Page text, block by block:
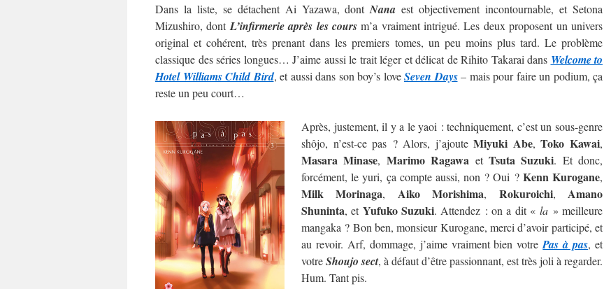
Dans la liste, se détachent Ai Yazawa, dontNana est objectivement incontournable, et Setona
Mizushiro, dont L’infirmerie après les coursm’a vraiment intrigué. Les deux proposent un univers
original et cohérent, très prenant dans les premiers tomes, un peu moins plus tard. Le problème
classique des séries longues… J’aime aussi le trait léger et délicat de Rihito Takarai dans Welcome to
Hotel Williams Child Bird, et aussi dans son boy’s loveSeven Days– mais pour faire un podium, ça
reste un peu court…
Après, justement, il y a le yaoi : techniquement, c’est un sous-genre
shôjo, n’est-ce pas ? Alors, j’ajouteMiyuki Abe,Toko Kawai,
Masara Minase, Marimo Ragawa et Tsuta Suzuki. Et donc,
forcément, le yuri, ça compte aussi, non ? Oui ? Kenn Kurogane,
Milk Morinaga, Aiko Morishima, Rokuroichi, Amano
Shuninta, et Yufuko Suzuki. Attendez : on a dit «la » meilleure
mangaka ? Bon ben, monsieur Kurogane, merci d’avoir participé, et
au revoir. Arf, dommage, j’aime vraiment bien votrePas à pas, et
votreShoujo sect, à défaut d’être passionnant, est très joli à regarder.
Hum. Tant pis.